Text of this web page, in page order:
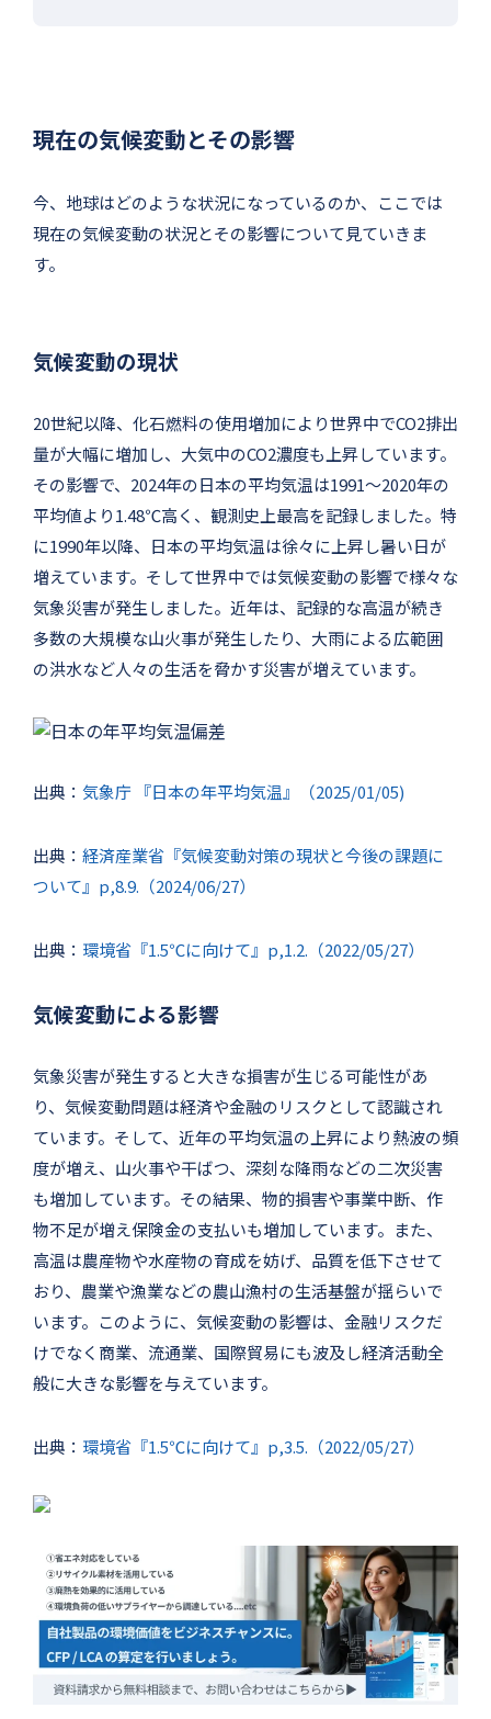
現在の気候変動とその影響
今、地球はどのような状況になっているのか、ここでは
現在の気候変動の状況とその影響について見ていきま
す。
気候変動の現状
20世紀以降、化石燃料の使用増加により世界中でCO2排出
量が大幅に増加し、大気中のCO2濃度も上昇しています。
その影響で、2024年の日本の平均気温は1991〜2020年の
平均値より1.48℃高く、観測史上最高を記録しました。特
に1990年以降、日本の平均気温は徐々に上昇し暑い日が
増えています。そして世界中では気候変動の影響で様々な
気象災害が発生しました。近年は、記録的な高温が続き
多数の大規模な山火事が発生したり、大雨による広範囲
の洪水など人々の生活を脅かす災害が増えています。
出典： 気象庁 『日本の年平均気温』（2025/01/05)
出典： 経済産業省『気候変動対策の現状と今後の課題に
ついて』p,8.9.（2024/06/27）
出典： 環境省『1.5℃に向けて』p,1.2.（2022/05/27）
気候変動による影響
気象災害が発生すると大きな損害が生じる可能性があ
り、気候変動問題は経済や金融のリスクとして認識され
ています。そして、近年の平均気温の上昇により熱波の頻
度が増え、山火事や干ばつ、深刻な降雨などの二次災害
も増加しています。その結果、物的損害や事業中断、作
物不足が増え保険金の支払いも増加しています。また、
高温は農産物や水産物の育成を妨げ、品質を低下させて
おり、農業や漁業などの農山漁村の生活基盤が揺らいで
います。このように、気候変動の影響は、金融リスクだ
けでなく商業、流通業、国際貿易にも波及し経済活動全
般に大きな影響を与えています。
出典： 環境省『1.5℃に向けて』p,3.5.（2022/05/27）